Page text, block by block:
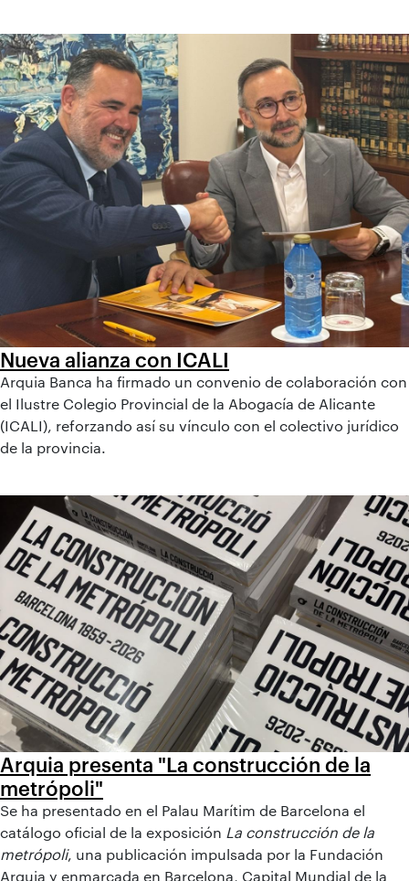
Nueva alianza con ICALI
Arquia Banca ha firmado un convenio de colaboración con
el Ilustre Colegio Provincial de la Abogacía de Alicante
(ICALI), reforzando así su vínculo con el colectivo jurídico
de la provincia.
Arquia presenta "La construcción de la
metrópoli"
Se ha presentado en el Palau Marítim de Barcelona el
catálogo oficial de la exposición La construcción de la
metrópoli, una publicación impulsada por la Fundación
Arquia y enmarcada en Barcelona, Capital Mundial de la